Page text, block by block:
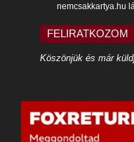
nemcsakkartya.hu
FELIRATKOZOM
Köszönjük és már